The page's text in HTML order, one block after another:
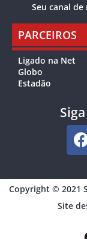
Seu canal
PARCEIROS
Ligado na Net
Globo
Estadão
Copyright © 2021
Site